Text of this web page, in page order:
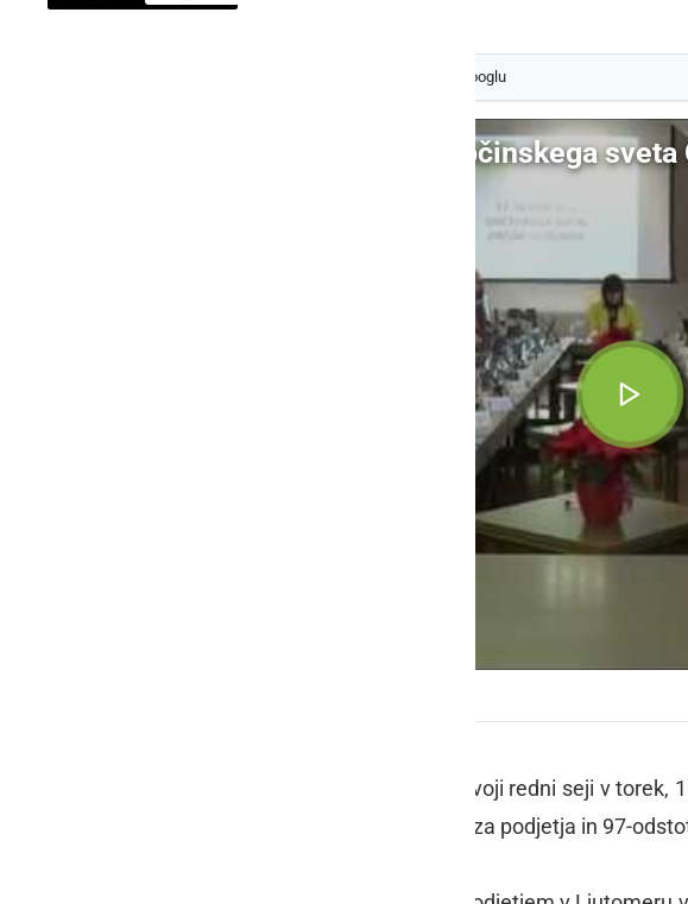
kot svoj prednostni vir na Googlu
Video: 17. redna seja Občinskega
Občinski svet Občine Ljutomer na svoji redni seji v
300-odstotnim zvišanjem cen vode za podjetja in 97-